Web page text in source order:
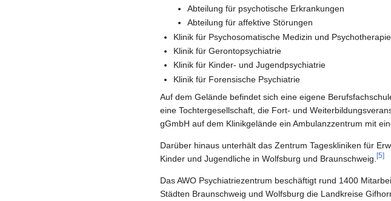
Abteilung für psychotische Erkrankungen
Abteilung für affektive Störungen
Klinik für Psychosomatische Medizin und Psychotherapie
Klinik für Gerontopsychiatrie
Klinik für Kinder- und Jugendpsychiatrie
Klinik für Forensische Psychiatrie
Auf dem Gelände befindet sich eine eigene
eine Tochtergesellschaft, die Fort- und
gGmbH auf dem Klinikgelände ein Ambulanzzentrum mit
Darüber hinaus unterhält das Zentrum Tageskliniken für
Kinder und Jugendliche in Wolfsburg und Braunschweig. [5]
Das AWO Psychiatriezentrum beschäftigt rund 1400
Städten Braunschweig und Wolfsburg die Landkreise